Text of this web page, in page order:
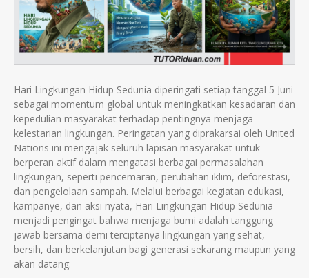
Hari Lingkungan Hidup Sedunia diperingati setiap tanggal 5 Juni
sebagai momentum global untuk meningkatkan kesadaran dan
kepedulian masyarakat terhadap pentingnya menjaga
kelestarian lingkungan. Peringatan yang diprakarsai oleh United
Nations ini mengajak seluruh lapisan masyarakat untuk
berperan aktif dalam mengatasi berbagai permasalahan
lingkungan, seperti pencemaran, perubahan iklim, deforestasi,
dan pengelolaan sampah. Melalui berbagai kegiatan edukasi,
kampanye, dan aksi nyata, Hari Lingkungan Hidup Sedunia
menjadi pengingat bahwa menjaga bumi adalah tanggung
jawab bersama demi terciptanya lingkungan yang sehat,
bersih, dan berkelanjutan bagi generasi sekarang maupun yang
akan datang.